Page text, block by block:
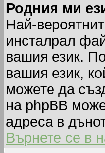
Родния ми
Най-
инсталрал
вашия език.
вашия език,
можете да
на phpBB
адреса в
Върнете се в